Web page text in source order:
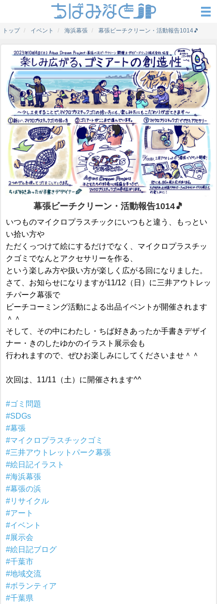
トップ イベント 海浜幕張 幕張ビーチクリーン・活動報告1014🎵
幕張ビーチクリーン・活動報告1014🎵
いつものマイクロプラスチックにいつもと違う、もっとい
い拾い方や
ただくっつけて絵にするだけでなく、マイクロプラスチッ
クゴミでなんとアクセサリーを作る、
という楽しみ方や扱い方が楽しく広がる回になりました。
さて、お知らせになりますが11/12（日）に三井アウトレッ
チパーク幕張で
ビーチコーミング活動による出品イベントが開催されます
＾＾
そして、その中にわたし・ちば好きあったか手書きデザイ
ナー・きのしたゆかのイラスト展示会も
行われますので、ぜひお楽しみにしてくださいませ＾＾
次回は、11/11（土）に開催されます^^
#ゴミ問題
#SDGs
#幕張
#マイクロプラスチックゴミ
#三井アウトレットパーク幕張
#絵日記イラスト
#海浜幕張
#幕張の浜
#リサイクル
#アート
#イベント
#展示会
#絵日記ブログ
#千葉市
#地域交流
#ボランティア
#千葉県